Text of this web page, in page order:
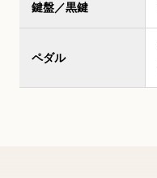
鍵盤／黒鍵
ペダル